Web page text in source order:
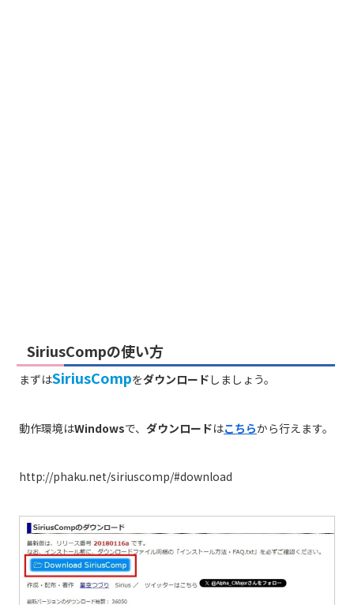
SiriusCompの使い方
まずはSiriusCompをダウンロード しましょう。
動作環境はWindowsで、 ダウンロードはこちらから行えます。
http://phaku.net/siriuscomp/#download